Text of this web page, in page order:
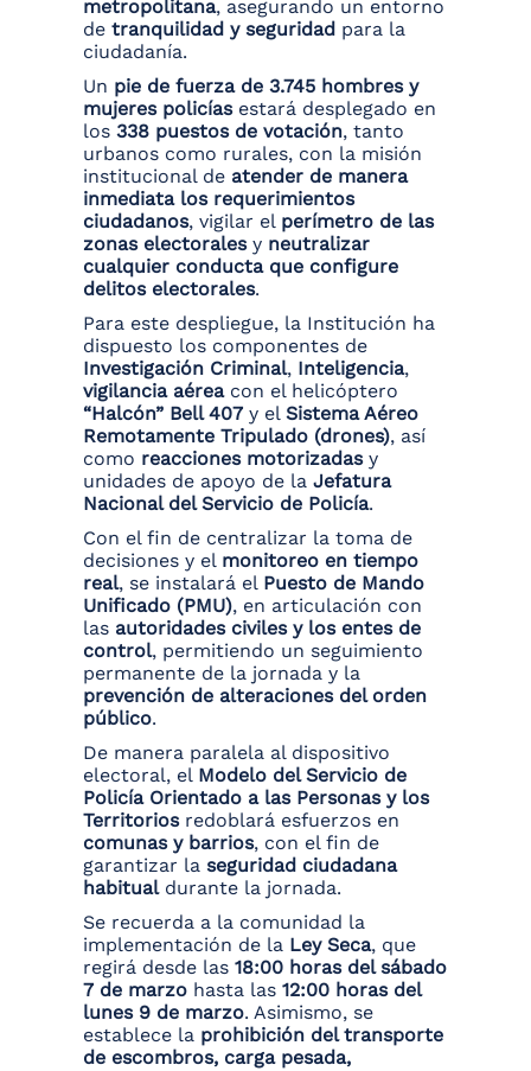
metropolitana, asegurando un entorno
de tranquilidad y seguridad para la
ciudadanía.
Un pie de fuerza de 3.745 hombres y
mujeres policíasestará desplegado en
los 338 puestos de votación, tanto
urbanos como rurales, con la misión
institucional de atender de manera
inmediata los requerimientos
ciudadanos, vigilar el perímetro de las
zonas electoralesy neutralizar
cualquier conducta que configure
delitos electorales.
Para este despliegue, la Institución ha
dispuesto los componentes de
Investigación Criminal, Inteligencia,
vigilancia aéreacon el helicóptero
“Halcón” Bell 407 y el Sistema Aéreo
Remotamente Tripulado (drones), así
como reacciones motorizadasy
unidades de apoyo de la Jefatura
Nacional del Servicio de Policía.
Con el fin de centralizar la toma de
decisiones y el monitoreo en tiempo
real, se instalará el Puesto de Mando
Unificado (PMU), en articulación con
las autoridades civiles y los entes de
control, permitiendo un seguimiento
permanente de la jornada y la
prevención de alteraciones del orden
público.
De manera paralela al dispositivo
electoral, el Modelo del Servicio de
Policía Orientado a las Personas y los
Territoriosredoblará esfuerzos en
comunas y barrios, con el fin de
garantizar la seguridad ciudadana
habitualdurante la jornada.
Se recuerda a la comunidad la
implementación de la Ley Seca, que
regirá desde las 18:00 horas del sábado
7 de marzo hasta las 12:00 horas del
lunes 9 de marzo. Asimismo, se
establece la prohibición del transporte
de escombros, carga pesada,